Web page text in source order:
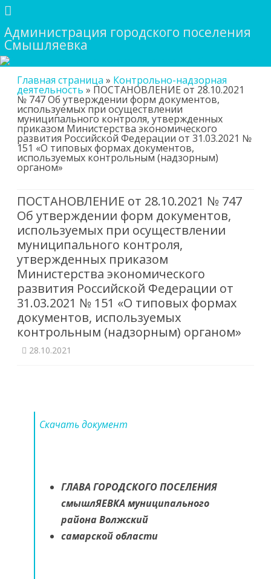
Администрация городского поселения
Смышляевка
to
content
Главная страница » Контрольно-надзорная
деятельность » ПОСТАНОВЛЕНИЕ от 28.10.2021
№ 747 Об утверждении форм документов,
используемых при осуществлении
муниципального контроля, утвержденных
приказом Министерства экономического
развития Российской Федерации от 31.03.2021 №
151 «О типовых формах документов,
используемых контрольным (надзорным)
органом»
ПОСТАНОВЛЕНИЕ от 28.10.2021 № 747
Об утверждении форм документов,
используемых при осуществлении
муниципального контроля,
утвержденных приказом
Министерства экономического
развития Российской Федерации от
31.03.2021 № 151 «О типовых формах
документов, используемых
контрольным (надзорным) органом»
28.10.2021
Скачать документ
ГЛАВА ГОРОДСКОГО ПОСЕЛЕНИЯ
смышлЯЕВКА муниципального
района Волжский
самарской области